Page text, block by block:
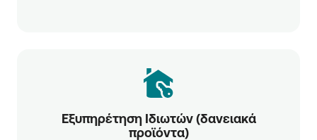
Εξυπηρέτηση Ιδιωτών (δανειακά
προϊόντα)